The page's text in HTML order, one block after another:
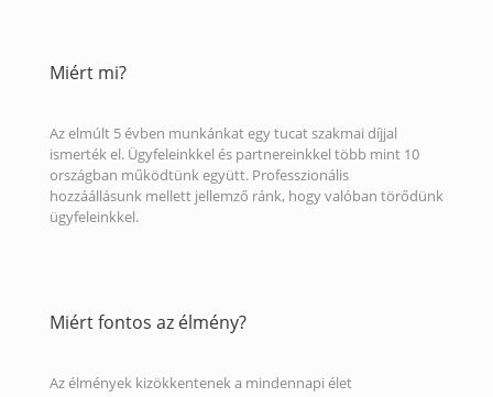
Miért mi?
Az elmúlt 5 évben munkánkat egy tucat szakmai díjjal
ismerték el. Ügyfeleinkkel és partnereinkkel több mint 10
országban működtünk együtt. Professzionális
hozzáállásunk mellett jellemző ránk, hogy valóban törődünk
ügyfeleinkkel.
Miért fontos az élmény?
Az élmények kizökkentenek a mindennapi élet